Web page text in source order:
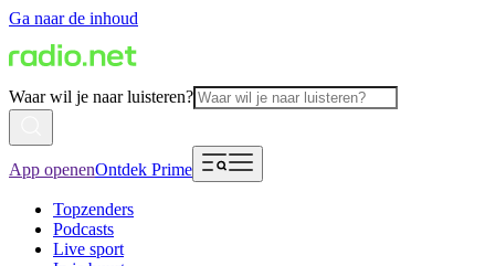
Ga naar de inhoud
Waar wil je naar luisteren?
App openenOntdek Prime
Topzenders
Podcasts
Live sport